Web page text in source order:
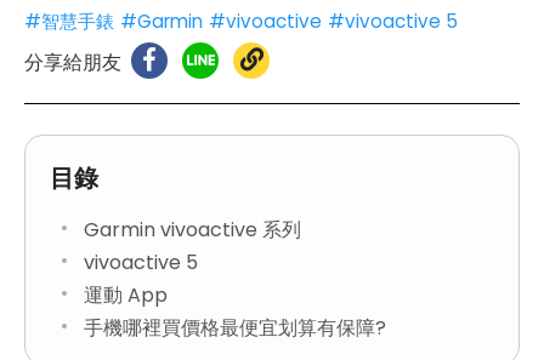
#智慧手錶 #Garmin #vivoactive #vivoactive 5
分享給朋友
目錄
Garmin vivoactive 系列
vivoactive 5
運動 App
手機哪裡買價格最便宜划算有保障?